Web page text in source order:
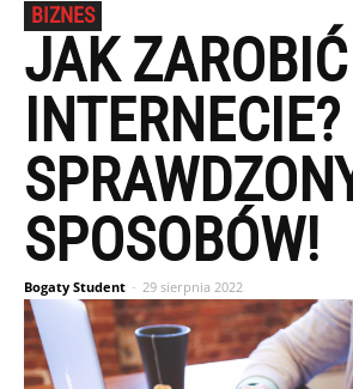
BIZNES
JAK
SPOSOBÓW!
Bogaty Student - 29 sierpnia 2022